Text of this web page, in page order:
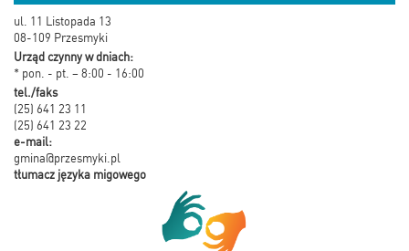
ul. 11 Listopada 13
08-109 Przesmyki
Urząd czynny w dniach:
* pon. - pt. – 8:00 - 16:00
tel./faks
(25) 641 23 11
(25) 641 23 22
e-mail:
gmina@przesmyki.pl
tłumacz języka migowego